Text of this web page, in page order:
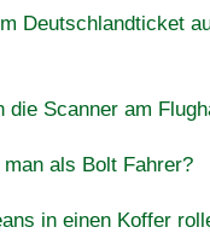
Deutschlandticket
die Scanner am
als Bolt Fahrer?
in einen Koffer